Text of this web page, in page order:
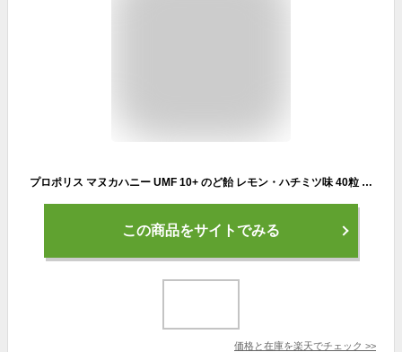
プロポリス マヌカハニー UMF 10+ のど飴 レモン・ハチミツ味 40粒 コンビタ[まとめ買い割引：楽天クーポン][ニュージーランド キャンディ ロゼンジ ドロップ] 個包装 携帯用 喉ケアー 贈答品 贈り物 ギフト プチギフト 御礼 健康管理
この商品をサイトでみる
価格と在庫を楽天でチェック >>